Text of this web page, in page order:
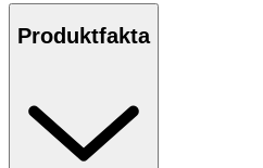
Produktfakta